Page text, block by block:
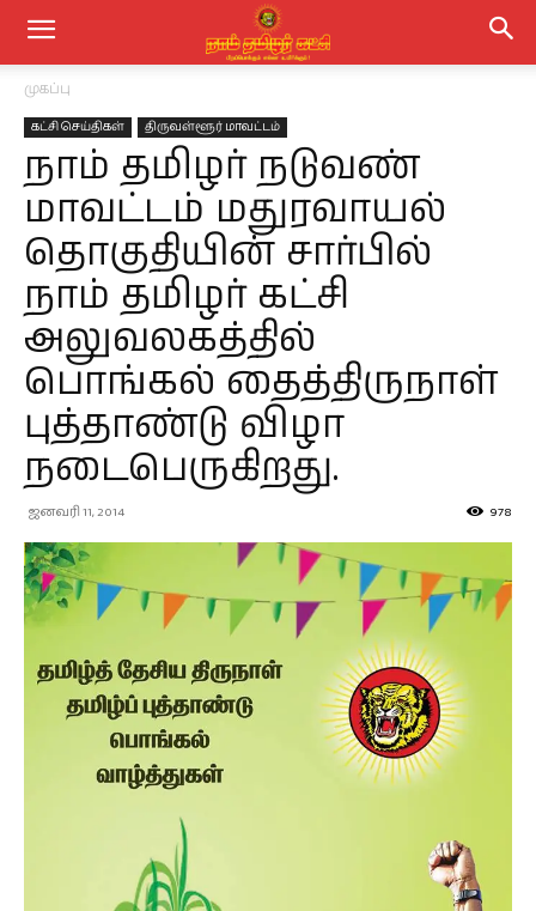
முகப்பு
கட்சி செய்திகள் திருவள்ளூர் மாவட்டம்
நாம் தமிழர் நடுவண்
மாவட்டம் மதுரவாயல்
தொகுதியின் சார்பில்
நாம் தமிழர் கட்சி
அலுவலகத்தில்
பொங்கல் தைத்திருநாள்
புத்தாண்டு விழா
நடைபெருகிறது.
ஜனவரி 11, 2014 978